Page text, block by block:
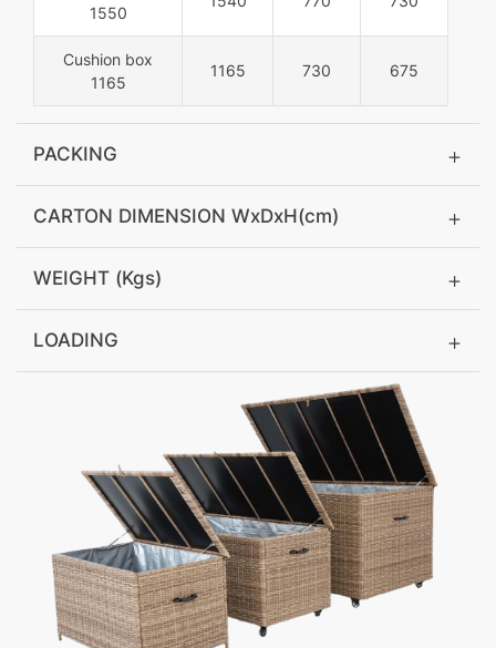
1550
Cushion box
1165
1165 730 675
PACKING
CARTON DIMENSION WxDxH(cm)
WEIGHT (Kgs)
LOADING